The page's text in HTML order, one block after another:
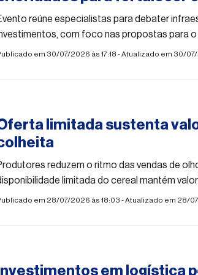
reúne especialistas para debater
com foco nas propostas para
em 30/07/2026 às 17:18 - Atualizado em 30/
limitada sustenta
reduzem o ritmo das vendas de
limitada do cereal mantém
em 28/07/2026 às 18:03 - Atualizado em 28/
em logística